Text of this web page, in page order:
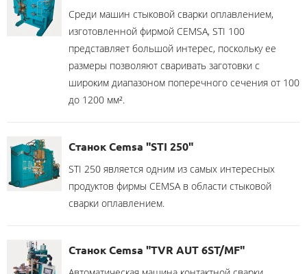
Среди машин стыковой сварки оплавлением,
изготовленной фирмой CEMSA, STI 100
представляет большой интерес, поскольку ее
размеры позволяют сваривать заготовки с
широким диапазоном поперечного сечения от 100
до 1200 мм².
Станок Cemsa "STI 250"
STI 250 является одним из самых интересных
продуктов фирмы CEMSA в области стыковой
сварки оплавлением.
Станок Cemsa "TVR AUT 6ST/MF"